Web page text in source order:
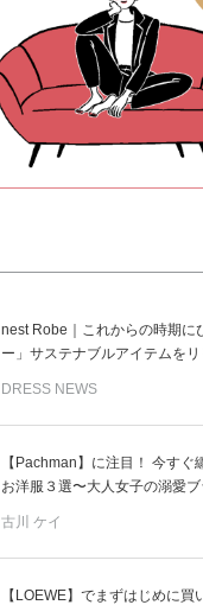
nest Robe｜これからの時期に
ー」サステナブルアイテムをリ
DRESS NEWS
【Pachman】に注目！ 今す
お洋服３選〜大人女子の溺愛
古川 ケイ
【LOEWE】でまずはじめに